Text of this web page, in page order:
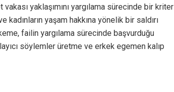
yaklaşımını yargılama sürecinde bir kriter
yaşam hakkına yönelik bir saldırı
failin yargılama sürecinde başvurduğu
söylemler üretme ve erkek egemen kalıp